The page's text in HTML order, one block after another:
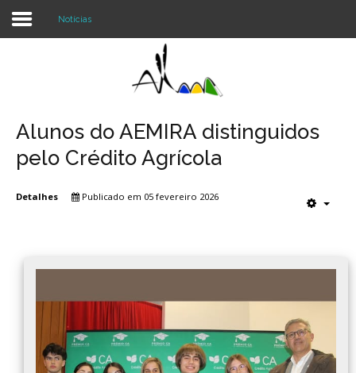
Projetos
Contactos
Notícias
Alunos do AEMIRA distinguidos
pelo Crédito Agrícola
Detalhes Publicado em 05 fevereiro 2026